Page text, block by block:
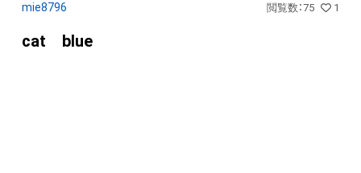
mie8796 閲覧数 ：75 1
cat blue